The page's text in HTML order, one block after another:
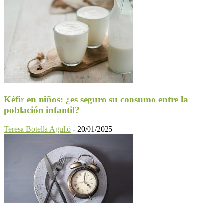
Kéfir en niños: ¿es seguro su consumo entre la
población infantil?
Teresa Botella Agulló - 20/01/2025